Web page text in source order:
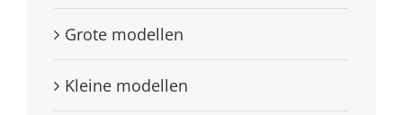
Grote modellen
Kleine modellen